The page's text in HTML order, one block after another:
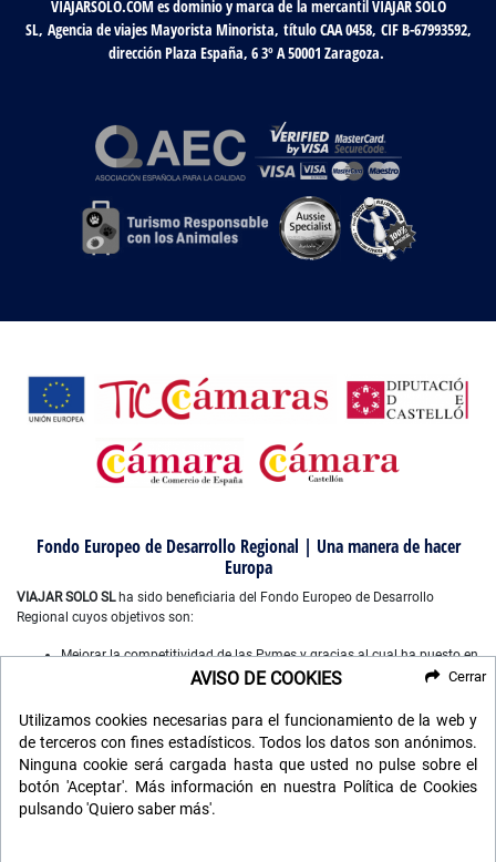
VIAJARSOLO.COM es dominio y marca de la mercantil VIAJAR SOLO
SL, Agencia de viajes Mayorista Minorista, título CAA 0458, CIF B-67993592,
dirección Plaza España, 6 3º A 50001 Zaragoza.
Fondo Europeo de Desarrollo Regional | Una manera de hacer
Europa
VIAJAR SOLO SLha sido beneficiaria del Fondo Europeo de Desarrollo
Regional cuyos objetivos son:
Mejorar la competitividad de las Pymes y gracias al cual ha puesto en
marcha un Plan de Marketing Digital Internacional, con el objetivo de
año 2022-2023. Para ello ha contado con el apoyo del Programa
XPANDE DIGITAL de la Cámara de Comercio de Castellón”.
Mejorar el uso y la calidad de las tecnologías de la información y de
las comunicaciones, y el acceso a las mismas y gracias a que ha
desarrollado un plan digital de gestión comercial e interna para la
mejora de competitividad y productividad de la empresa durante
AVISO DE COOKIES
Utilizamos cookies necesarias para el funcionamiento de la web y
de terceros con fines estadísticos. Todos los datos son anónimos.
Ninguna cookie será cargada hasta que usted no pulse sobre el
botón 'Aceptar'. Más información en nuestra Política de Cookies
pulsando 'Quiero saber más'.
Cerrar